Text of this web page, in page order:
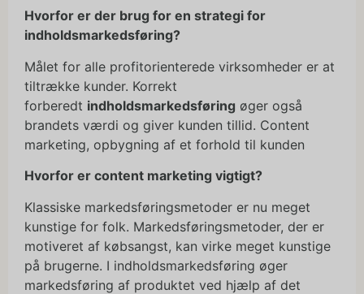
Hvorfor er der brug for en strategi for
indholdsmarkedsføring?
Målet for alle profitorienterede virksomheder er at
tiltrække kunder. Korrekt
forberedt indholdsmarkedsføring øger også
brandets værdi og giver kunden tillid. Content
marketing, opbygning af et forhold til kunden
Hvorfor er content marketing vigtigt?
Klassiske markedsføringsmetoder er nu meget
kunstige for folk. Markedsføringsmetoder, der er
motiveret af købsangst, kan virke meget kunstige
på brugerne. I indholdsmarkedsføring øger
markedsføring af produktet ved hjælp af det